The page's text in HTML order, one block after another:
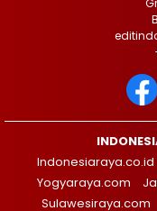
Indonesiaraya.co.id
Yogyaraya.com
Sulawesiraya.com